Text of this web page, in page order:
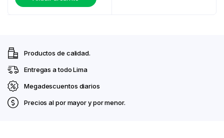
Productos de calidad.
Entregas a todo Lima
Megadescuentos diarios
Precios al por mayor y por menor.